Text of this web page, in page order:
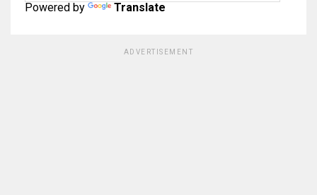
Powered by Translate
ADVERTISEMENT